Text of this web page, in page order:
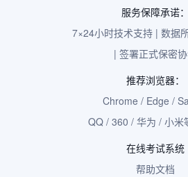
服务保障承诺：
7×24小时技术支持 | 数据
| 签署正式保密
推荐浏览器：
Chrome / Edge /
QQ / 360 / 华为 / 小米
在线考试系统
帮助文档